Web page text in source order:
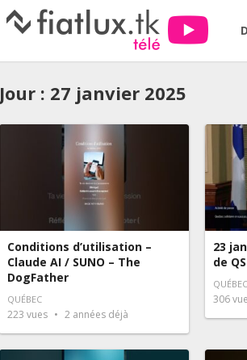
Jour : 27 janvier 2025
Conditions d’utilisation –
Claude AI / SUNO – The
DogFather
QUÉBEC
223 vues 2 années déjà
23
de
QUÉBEC
306